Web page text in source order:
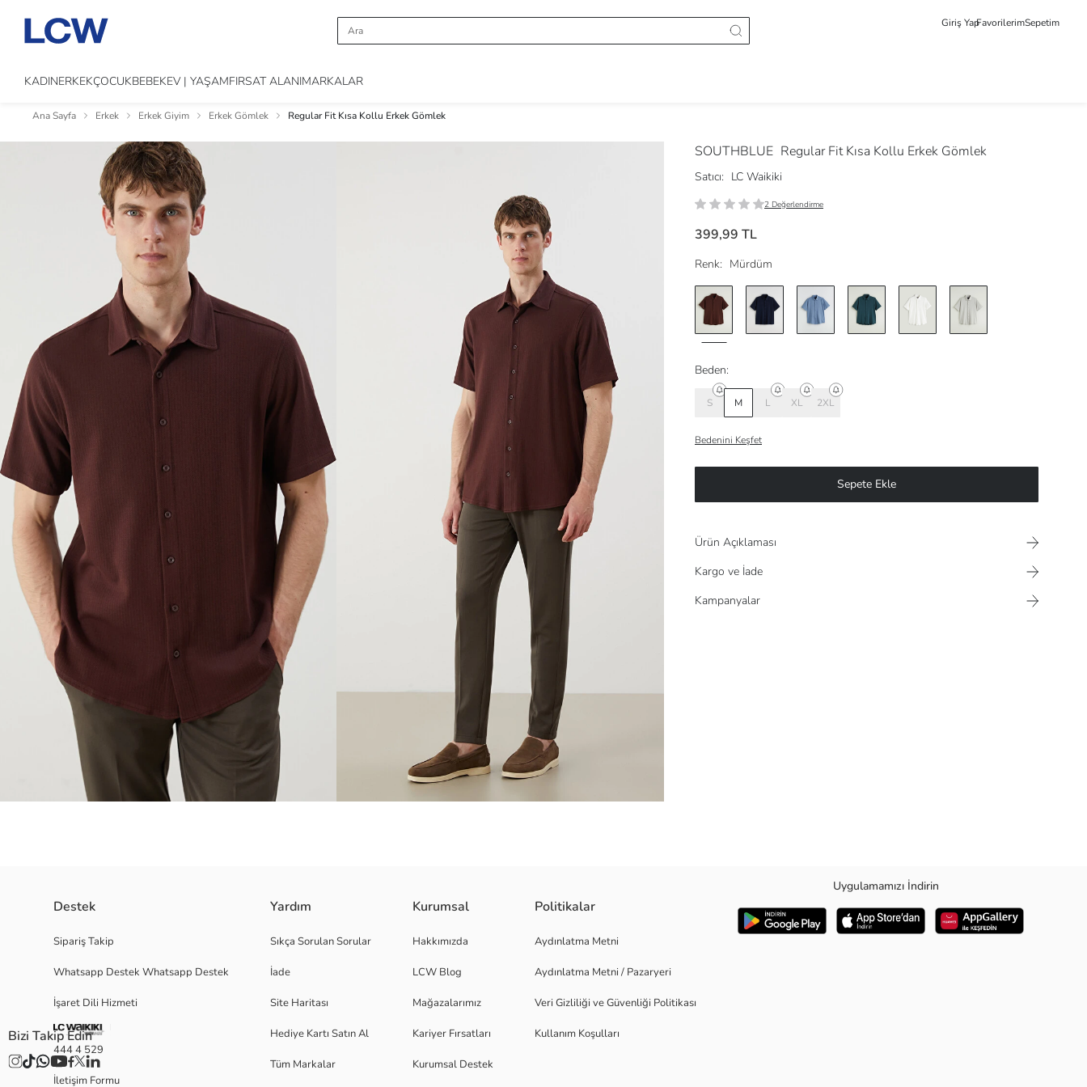
Giriş YapFavorilerimSepetim
KADINERKEKÇOCUKBEBEKEV | YAŞAMFIRSAT ALANIMARKALAR
Ana Sayfa Erkek Erkek Giyim Erkek Gömlek Regular Fit Kısa Kollu Erkek Gömlek
SOUTHBLUE Regular Fit Kısa Kollu Erkek Gömlek
Satıcı: LC Waikiki
2 Değerlendirme
399,99 TL
Renk: Mürdüm
Beden:
S M L XL 2XL
Bedenini Keşfet
Sepete Ekle
Ürün Açıklaması
Kargo ve İade
Kampanyalar
Ana Kumaş:
Destek
Sipariş Takip
Whatsapp Destek Whatsapp Destek
İşaret Dili Hizmeti
444 4 529
İletişim Formu
Yardım
Sıkça Sorulan Sorular
İade
Site Haritası
Hediye Kartı Satın Al
Tüm Markalar
Kurumsal
Hakkımızda
LCW Blog
Mağazalarımız
Kariyer Fırsatları
Kurumsal Destek
Politikalar
Aydınlatma Metni
Aydınlatma Metni / Pazaryeri
Veri Gizliliği ve Güvenliği Politikası
Kullanım Koşulları
Uygulamamızı İndirin
Bizi Takip Edin